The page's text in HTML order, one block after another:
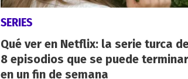
SERIES
Qué ver en Netflix: la serie turca
8 episodios que se puede terminar
en un fin de semana